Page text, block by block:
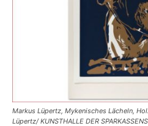
Markus Lüpertz, Mykenisches Lächeln,
Lüpertz/ KUNSTHALLE DER